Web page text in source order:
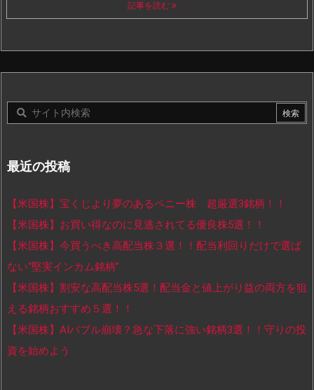
記事を読む ...
最近の投稿
【米国株】宝くじより夢のあるペニー株 超厳選3銘柄！！
【米国株】お買い得なのに見逃されてる優良株5選！！
【米国株】今買うべき高配当株３選！！配当利回りだけで選ば
ない“堅実インカム銘柄”
【米国株】割安な高配当株5選！配当金と値上がり益の両方を狙
える銘柄おすすめ５選！！
【米国株】AIバブル崩壊？急な下落に強い銘柄3選！！守りの投
資を始めよう